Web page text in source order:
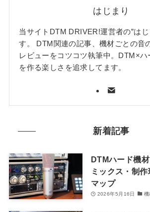
はじまり
当サイトDTM DRIVER!運営者の”はじ
す。 DTM関連の記事、機材ごとの音
レビューをコツコツ執筆中。DTM×ハ
を作る楽しさを追求してます。
新着記事
DTMハード機
ミックス・制
マップ
2026年5月16日 機